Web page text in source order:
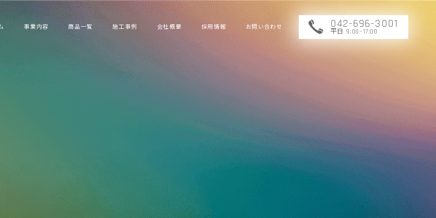
事業内容 商品一覧 施工事例 会社概要 採用情報 お問い合わせ 042-696-3001
平日 9:00~17:00